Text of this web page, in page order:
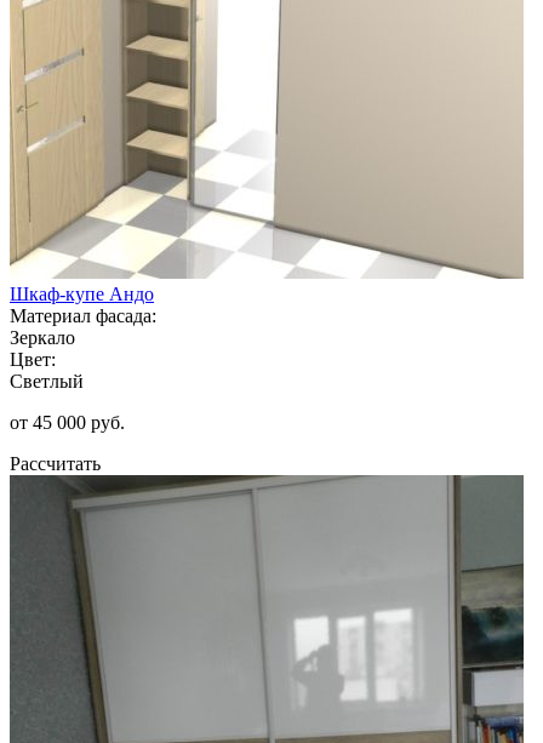
Шкаф-купе Андо
Материал фасада:
Зеркало
Цвет:
Светлый
от 45 000 руб.
Рассчитать